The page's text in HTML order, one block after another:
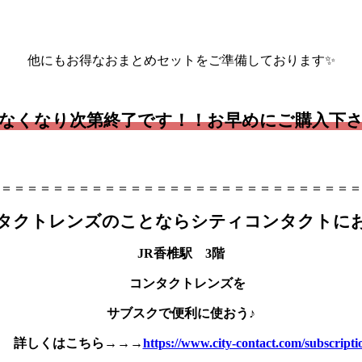
他にもお得なおまとめセットをご準備しております✨
くなり次第終了です！！お早めにご購入下
＝＝＝＝＝＝＝＝＝＝＝＝＝＝＝＝＝＝＝＝＝＝＝＝＝＝
クトレンズのことならシティコンタクトに
JR香椎駅 3階
コンタクトレンズを
サブスクで便利に使おう♪
詳しくはこちら→→→https://www.city-contact.com/